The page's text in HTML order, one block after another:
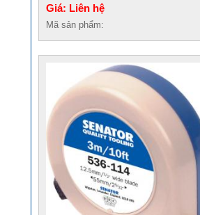
Giá: Liên hệ
Mã sản phẩm: